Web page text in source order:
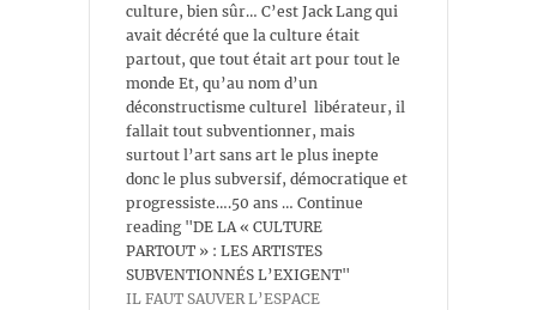
culture, bien sûr… C’est Jack Lang qui
avait décrété que la culture était
partout, que tout était art pour tout le
monde Et, qu’au nom d’un
déconstructisme culturel libérateur, il
fallait tout subventionner, mais
surtout l’art sans art le plus inepte
donc le plus subversif, démocratique et
progressiste….50 ans … Continue
reading "DE LA « CULTURE
PARTOUT » : LES ARTISTES
SUBVENTIONNÉS L’EXIGENT"
IL FAUT SAUVER L’ESPACE